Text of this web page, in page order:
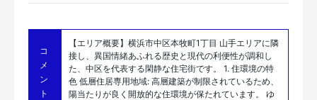
コ
メ
ン
ト
【エリア概要】横浜市中区本牧町1丁目 山手エリアに隣
接し、異国情緒あふれる歴史と現代の利便性が調和し
た、中区を代表する閑静な住宅街です。 1. 住環境の特
色 低層住居専用地域: 高層建築が制限されているため、
陽当たりが良く開放的な住環境が保たれています。 ゆ